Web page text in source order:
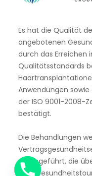
Es hat die Qualität
angebotenen
durch das Erreichen
Qualitätsstandards
Anwendungen
der ISO 9001-2008-
bestätigt.
Die Behandlungen
durchgeführt, die
zum